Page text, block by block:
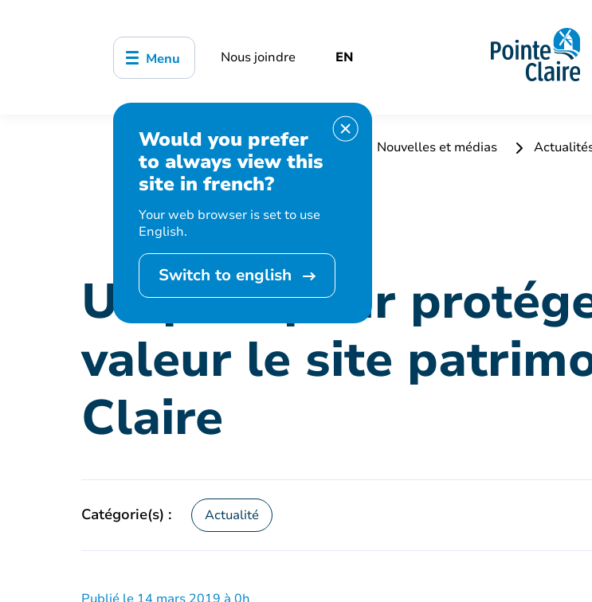
Menu Nous joindre EN
Would you prefer
to always view this
site in french?
Your web browser is set to use
English.
Switch to english
Accueil Organisation municipale Nouvelles et médias
patrimonial de la pointe Claire
Un plan pour
valeur le site
Claire
Catégorie(s) : Actualité